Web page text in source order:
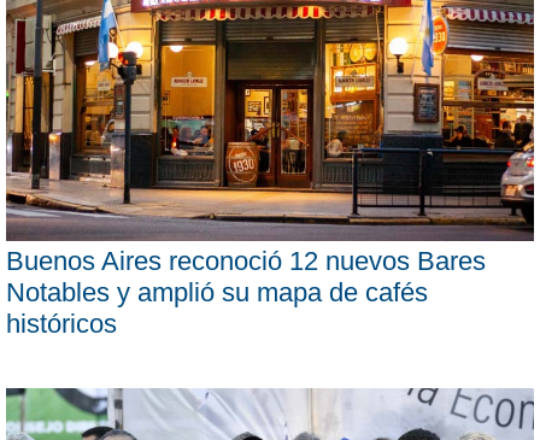
Buenos Aires reconoció 12 nuevos Bares
Notables y amplió su mapa de cafés
históricos